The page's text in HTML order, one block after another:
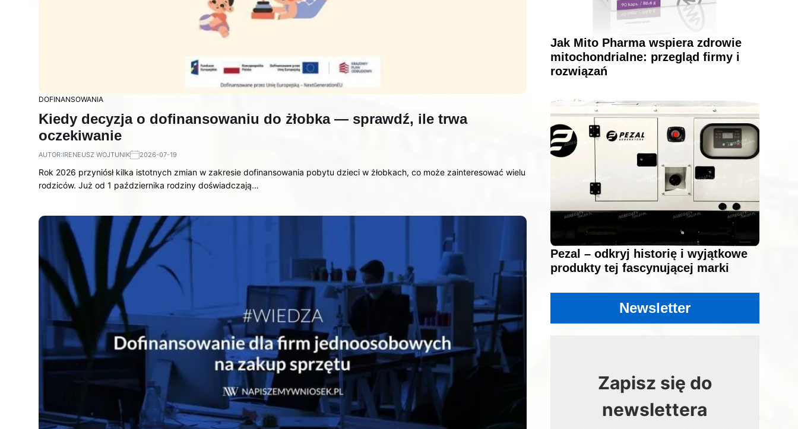
DOFINANSOWANIA
Kiedy decyzja o dofinansowaniu do żłobka — sprawdź, ile trwa
oczekiwanie
AUTOR:IRENEUSZ WOJTUNIK 2026-07-19
Rok 2026 przyniósł kilka istotnych zmian w zakresie dofinansowania pobytu dzieci w żłobkach, co może zainteresować wielu
rodziców. Już od 1 października rodziny doświadczają…
Jak Mito Pharma wspiera zdrowie
mitochondrialne: przegląd firmy i
rozwiązań
Pezal – odkryj historię i wyjątkowe
produkty tej fascynującej marki
Newsletter
Zapisz się do
newslettera